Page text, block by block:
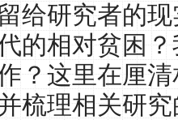
给研究者的
的相对贫困
？这里在厘
梳理相关研